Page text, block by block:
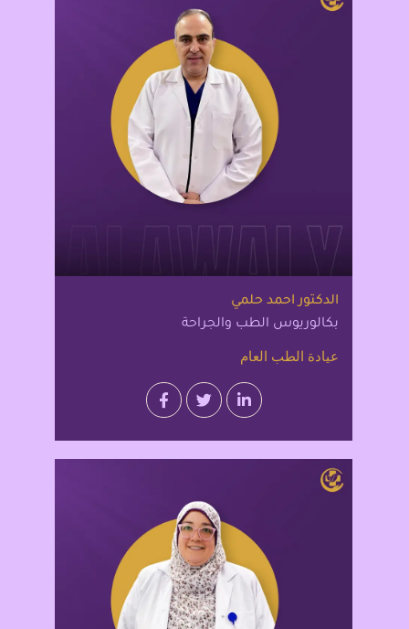
الدكتور احمد حلمي
بكالوريوس الطب والجراحة
عيادة الطب العام